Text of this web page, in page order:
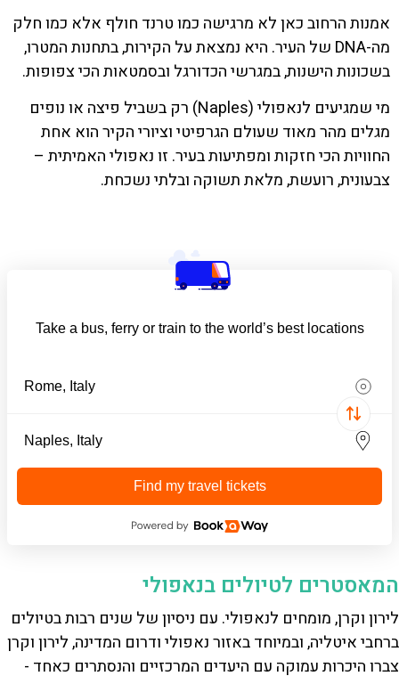
אמנות הרחוב כאן לא מרגישה כמו טרנד חולף אלא כמו חלק
מה-DNA של העיר. היא נמצאת על הקירות, בתחנות המטרו,
בשכונות הישנות, במגרשי הכדורגל ובסמטאות הכי צפופות.
מי שמגיעים לנאפולי (Naples) רק בשביל פיצה או נופים
מגלים מהר מאוד שעולם הגרפיטי וציורי הקיר הוא אחת
החוויות הכי חזקות ומפתיעות בעיר. זו נאפולי האמיתית –
צבעונית, רועשת, מלאת תשוקה ובלתי נשכחת.
Take a bus, ferry or train to the world’s best locations
Find my travel tickets
המאסטרים לטיולים בנאפולי
לירון וקרן, מומחים לנאפולי. עם ניסיון של שנים רבות בטיולים
ברחבי איטליה, ובמיוחד באזור נאפולי ודרום המדינה, לירון וקרן
צברו היכרות עמוקה עם היעדים המרכזיים והנסתרים כאחד -